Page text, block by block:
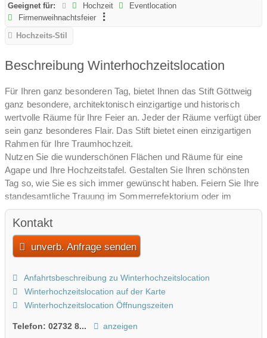
Geeignet für:
Hochzeit
Eventlocation
Firmenweihnachtsfeier
Hochzeits-Stil
Beschreibung Winterhochzeitslocation
Für Ihren ganz besonderen Tag, bietet Ihnen das Stift Göttweig
ganz besondere, architektonisch einzigartige und historisch
wertvolle Räume für Ihre Feier an. Jeder der Räume verfügt über
sein ganz besonderes Flair. Das Stift bietet einen einzigartigen
Rahmen für Ihre Traumhochzeit.
Nutzen Sie die wunderschönen Flächen und Räume für eine
Agape und Ihre Hochzeitstafel. Gestalten Sie Ihren schönsten
Tag so, wie Sie es sich immer gewünscht haben. Feiern Sie Ihre
standesamtliche Trauung im Sommerrefektorium oder im
Brunnensaal und genießen Sie eine unvergessliche Hochzeit.
Kontakt
unverb. Anfrage senden
Anfahrtsbeschreibung zu Winterhochzeitslocation
Winterhochzeitslocation auf der Karte
Winterhochzeitslocation Öffnungszeiten
Telefon: 02732 8... anzeigen